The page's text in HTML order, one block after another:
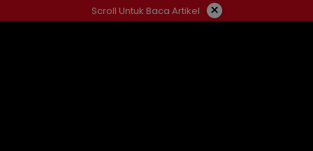
ke
Scroll Untuk Baca Artikel ×